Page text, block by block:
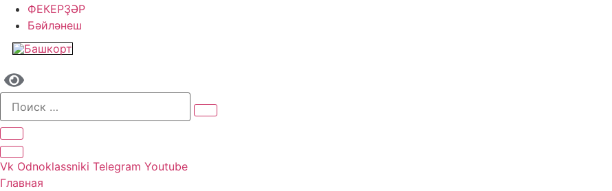
ФЕКЕРҘӘР
Бәйләнеш
Vk Odnoklassniki Telegram Youtube
Главная